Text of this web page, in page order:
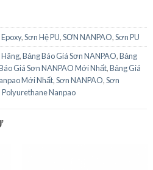
,Sơn Hệ PU,SƠN NANPAO,Sơn PU
Hãng,Bảng Báo Giá Sơn NANPAO,Bảng
Giá Sơn NANPAO Mới Nhất,Bảng Giá
Mới Nhất,Sơn NANPAO,Sơn
Polyurethane Nanpao